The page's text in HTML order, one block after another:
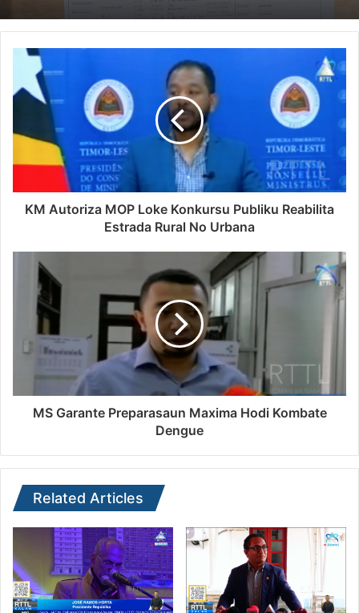
KM Autoriza MOP Loke Konkursu Publiku Reabilita
Estrada Rural No Urbana
MS Garante Preparasaun Maxima Hodi Kombate
Dengue
Related Articles